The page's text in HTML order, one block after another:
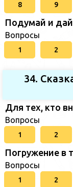
8 9
Подумай и
Вопросы
1 2
34.
Для тех, кто
Вопросы
1 2
Погружение в
Вопросы
1 2